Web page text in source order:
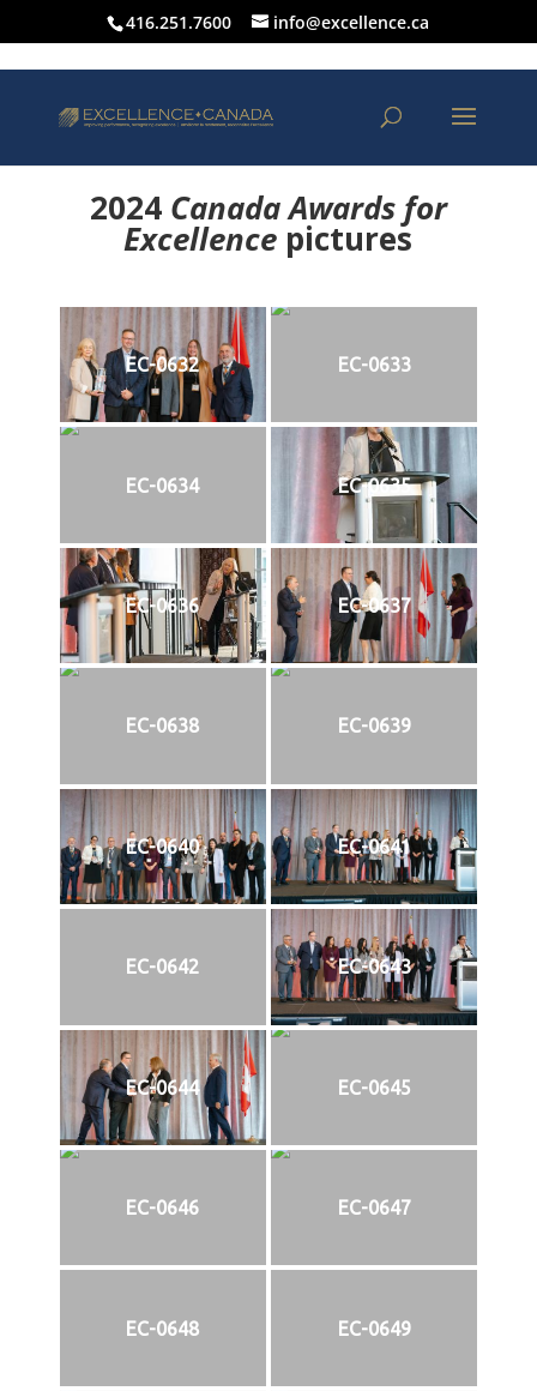
416.251.7600 info@excellence.ca
2024 Canada Awards for
Excellence pictures
EC-0632 EC-0633
EC-0634 EC-0635
EC-0636 EC-0637
EC-0638 EC-0639
EC-0640 EC-0641
EC-0642 EC-0643
EC-0644 EC-0645
EC-0646 EC-0647
EC-0648 EC-0649